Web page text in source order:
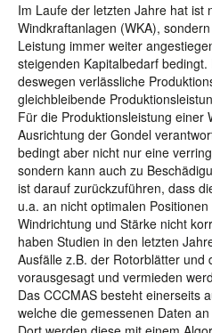
Im Laufe der letzten Jahre hat ist
Windkraftanlagen (WKA),
Leistung immer weiter
steigenden Kapitalbedarf
deswegen verlässliche
gleichbleibende
Für die Produktionsleistung einer
Ausrichtung der Gondel
bedingt aber nicht nur eine
sondern kann auch zu
ist darauf zurückzuführen, dass
u.a. an nicht optimalen
Windrichtung und Stärke nicht
haben Studien in den letzten
Ausfälle z.B. der Rotorblätter und
vorausgesagt und vermieden
Das CCCMAS besteht einerseits
welche die gemessenen Daten